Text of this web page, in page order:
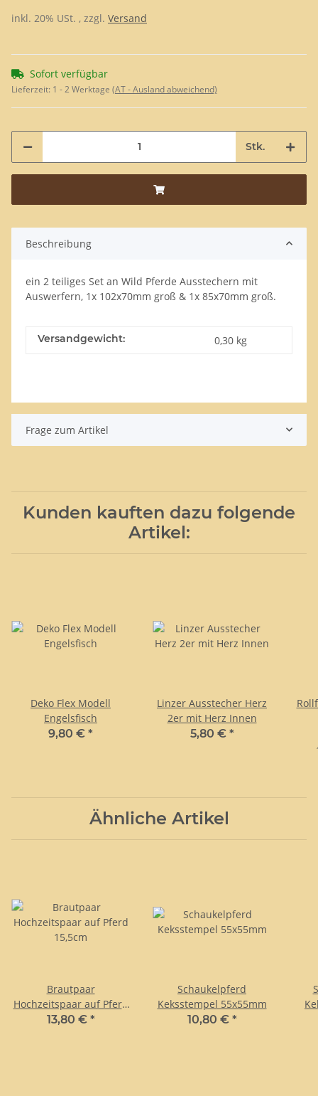
inkl. 20% USt. , zzgl. Versand
Sofort verfügbar
Lieferzeit: 1 - 2 Werktage (AT - Ausland abweichend)
Stk.
Beschreibung
ein 2 teiliges Set an Wild Pferde Ausstechern mit
Auswerfern, 1x 102x70mm groß & 1x 85x70mm groß.
Versandgewicht: 0,30 kg
Frage zum Artikel
Kunden kauften dazu folgende
Artikel:
Deko Flex Modell
Engelsfisch
9,80 € *
Linzer Ausstecher Herz
2er mit Herz Innen
5,80 € *
Ähnliche Artikel
Brautpaar
Hochzeitspaar auf Pferd
15,5cm
13,80 € *
Schaukelpferd
Keksstempel 55x55mm
10,80 € *